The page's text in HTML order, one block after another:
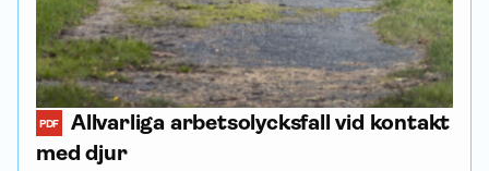
PDF
Allvarliga arbetsolycksfall vid kontakt
med djur